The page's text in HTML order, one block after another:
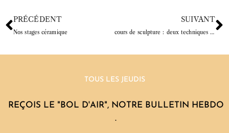
PRÉCÉDENT
Nos stages céramique
SUIVANT
cours de sculpture : deux techniques pour débuter
TOUS LES JEUDIS
REÇOIS LE "BOL D'AIR", NOTRE BULLETIN HEBDO
.